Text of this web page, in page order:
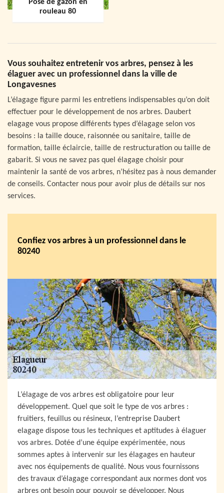
Pose de gazon en
rouleau 80
Vous souhaitez entretenir vos arbres, pensez à les
élaguer avec un professionnel dans la ville de
Longavesnes
L’élagage figure parmi les entretiens indispensables qu’on doit
effectuer pour le développement de nos arbres. Daubert
elagage vous propose différents types d’élagage selon vos
besoins : la taille douce, raisonnée ou sanitaire, taille de
formation, taille éclaircie, taille de restructuration ou taille de
gabarit. Si vous ne savez pas quel élagage choisir pour
maintenir la santé de vos arbres, n’hésitez pas à nous demander
de conseils. Contacter nous pour avoir plus de détails sur nos
services.
Confiez vos arbres à un professionnel dans le
80240
L’élagage de vos arbres est obligatoire pour leur
développement. Quel que soit le type de vos arbres :
fruitiers, feuillus ou résineux, l’entreprise Daubert
elagage dispose tous les techniques et aptitudes à élaguer
vos arbres. Dotée d’une équipe expérimentée, nous
sommes aptes à intervenir sur les élagages en hauteur
avec nos équipements de qualité. Nous vous fournissons
des travaux d’élagage correspondant aux normes dont vos
arbres ont besoin pour pouvoir se développer. Nous